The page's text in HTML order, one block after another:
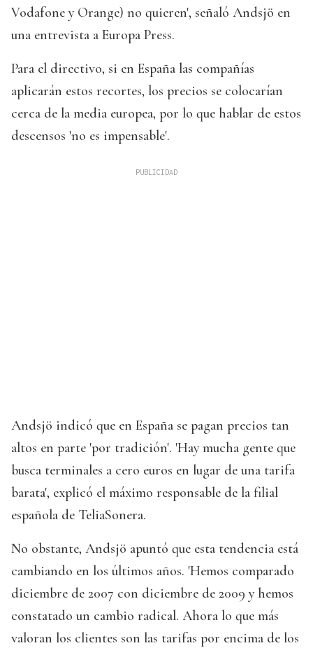
Vodafone y Orange) no quieren', señaló Andsjö en
una entrevista a Europa Press.
Para el directivo, si en España las compañías
aplicarán estos recortes, los precios se colocarían
cerca de la media europea, por lo que hablar de estos
descensos 'no es impensable'.
Andsjö indicó que en España se pagan precios tan
altos en parte 'por tradición'. 'Hay mucha gente que
busca terminales a cero euros en lugar de una tarifa
barata', explicó el máximo responsable de la filial
española de TeliaSonera.
No obstante, Andsjö apuntó que esta tendencia está
cambiando en los últimos años. 'Hemos comparado
diciembre de 2007 con diciembre de 2009 y hemos
constatado un cambio radical. Ahora lo que más
valoran los clientes son las tarifas por encima de los